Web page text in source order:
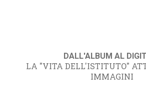
DALL'ALBUM AL
LA "VITA DELL'ISTITUTO"
IMMAGINI